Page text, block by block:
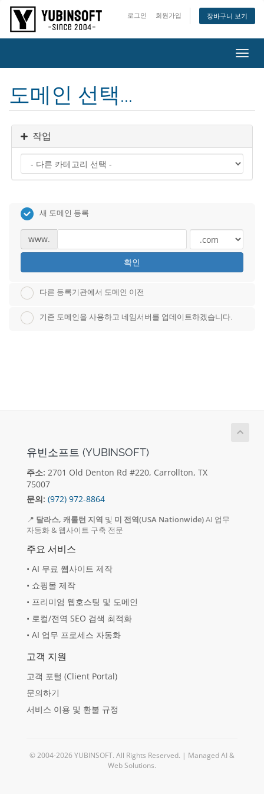
로그인 회원가입 장바구니 보기
메
뉴
도메인 선택...
작업
새 도메인 등록
www.
확인
다른 등록기관에서 도메인 이전
기존 도메인을 사용하고 네임서버를 업데이트하겠습니다.
유빈소프트 (YUBINSOFT)
주소: 2701 Old Denton Rd #220, Carrollton, TX
75007
문의: (972) 972-8864
📍 달라스, 캐롤턴 지역 및 미 전역(USA Nationwide)AI 업무
자동화 & 웹사이트 구축 전문
주요 서비스
• AI 무료 웹사이트 제작
• 쇼핑몰 제작
• 프리미엄 웹호스팅 및 도메인
• 로컬/전역 SEO 검색 최적화
• AI 업무 프로세스 자동화
고객 지원
고객 포털 (Client Portal)
문의하기
서비스 이용 및 환불 규정
© 2004-2026 YUBINSOFT. All Rights Reserved. | Managed AI &
Web Solutions.